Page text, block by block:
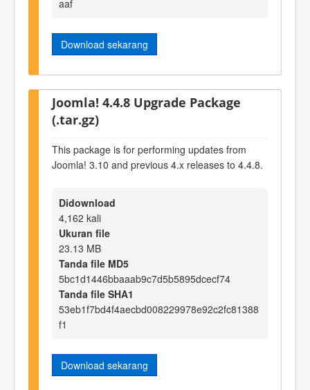
aaf
Download sekarang
Joomla! 4.4.8 Upgrade Package
(.tar.gz)
This package is for performing updates from
Joomla! 3.10 and previous 4.x releases to 4.4.8.
Didownload
4,162 kali
Ukuran file
23.13 MB
Tanda file MD5
5bc1d1446bbaaab9c7d5b5895dcecf74
Tanda file SHA1
53eb1f7bd4f4aecbd008229978e92c2fc81388
f1
Download sekarang